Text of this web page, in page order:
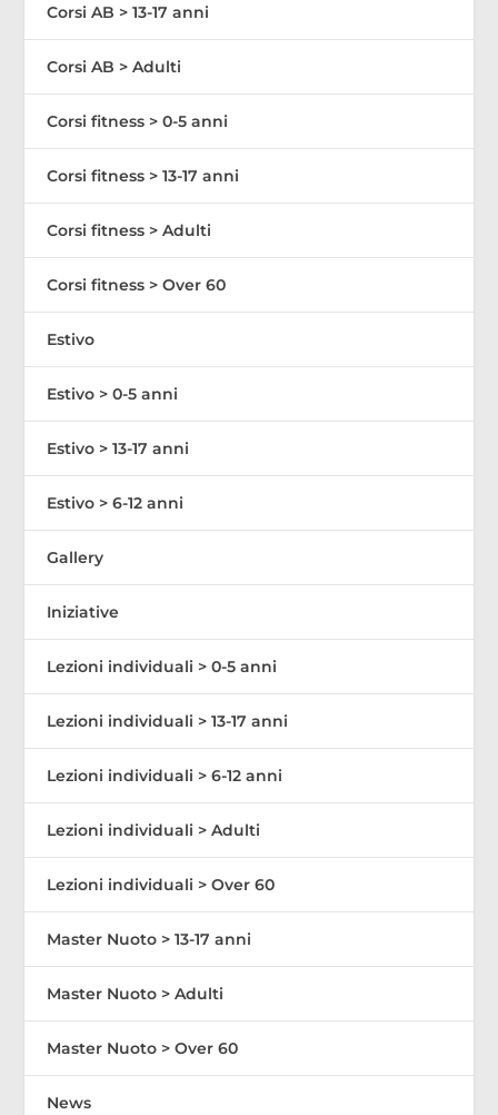
Corsi AB > 13-17 anni
Corsi AB > Adulti
Corsi fitness > 0-5 anni
Corsi fitness > 13-17 anni
Corsi fitness > Adulti
Corsi fitness > Over 60
Estivo
Estivo > 0-5 anni
Estivo > 13-17 anni
Estivo > 6-12 anni
Gallery
Iniziative
Lezioni individuali > 0-5 anni
Lezioni individuali > 13-17 anni
Lezioni individuali > 6-12 anni
Lezioni individuali > Adulti
Lezioni individuali > Over 60
Master Nuoto > 13-17 anni
Master Nuoto > Adulti
Master Nuoto > Over 60
News